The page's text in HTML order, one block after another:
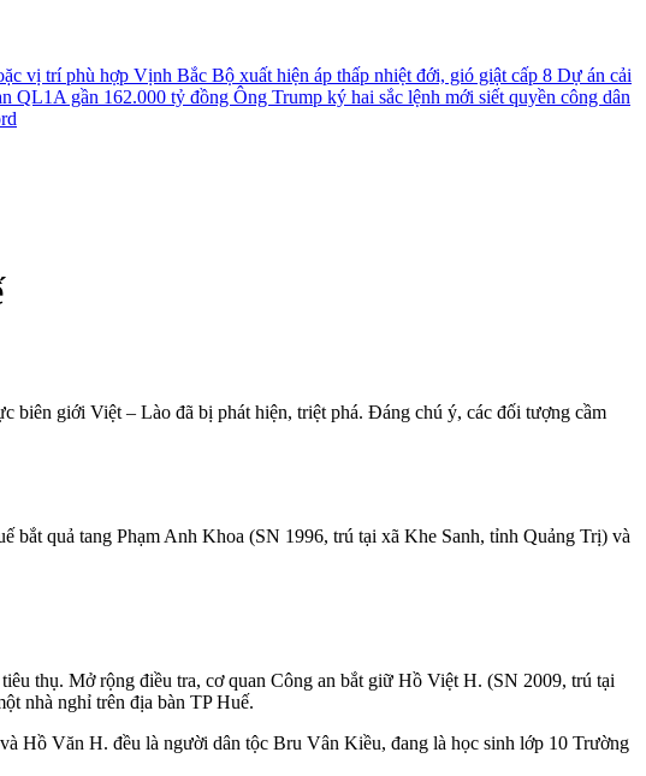
vị trí phù hợp Vịnh Bắc Bộ xuất hiện áp thấp nhiệt đới, gió giật cấp 8 Dự án cải
QL1A gần 162.000 tỷ đồng Ông Trump ký hai sắc lệnh mới siết quyền công dân
biên giới Việt – Lào đã bị phát hiện, triệt phá. Đáng chú ý, các đối tượng cầm
quả tang Phạm Anh Khoa (SN 1996, trú tại xã Khe Sanh, tỉnh Quảng Trị) và
thụ. Mở rộng điều tra, cơ quan Công an bắt giữ Hồ Việt H. (SN 2009, trú tại
nhà nghỉ trên địa bàn TP Huế.
Hồ Văn H. đều là người dân tộc Bru Vân Kiều, đang là học sinh lớp 10 Trường